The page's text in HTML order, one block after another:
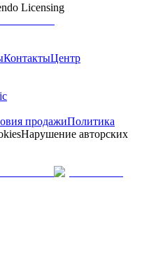
Licensing
КонтактыЦентр
продажиПолитика
Нарушение авторских